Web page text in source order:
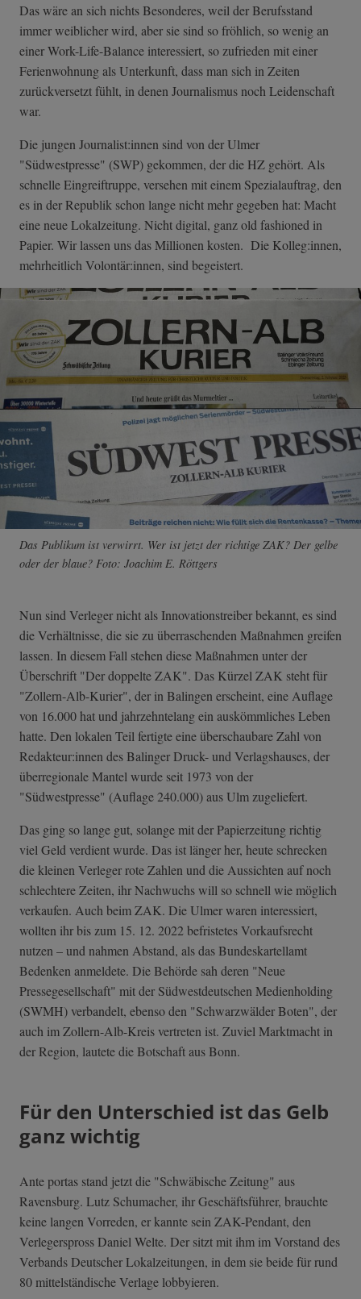
Das wäre an sich nichts Besonderes, weil der Berufsstand
immer weiblicher wird, aber sie sind so fröhlich, so wenig an
einer Work-Life-Balance interessiert, so zufrieden mit einer
Ferienwohnung als Unterkunft, dass man sich in Zeiten
zurückversetzt fühlt, in denen Journalismus noch Leidenschaft
war.
Die jungen Journalist:innen sind von der Ulmer
"Südwestpresse" (SWP) gekommen, der die HZ gehört. Als
schnelle Eingreiftruppe, versehen mit einem Spezialauftrag, den
es in der Republik schon lange nicht mehr gegeben hat: Macht
eine neue Lokalzeitung. Nicht digital, ganz old fashioned in
Papier. Wir lassen uns das Millionen kosten. Die Kolleg:innen,
mehrheitlich Volontär:innen, sind begeistert.
Das Publikum ist verwirrt. Wer ist jetzt der richtige ZAK? Der gelbe
oder der blaue? Foto: Joachim E. Röttgers
Nun sind Verleger nicht als Innovationstreiber bekannt, es sind
die Verhältnisse, die sie zu überraschenden Maßnahmen greifen
lassen. In diesem Fall stehen diese Maßnahmen unter der
Überschrift "Der doppelte ZAK". Das Kürzel ZAK steht für
"Zollern-Alb-Kurier", der in Balingen erscheint, eine Auflage
von 16.000 hat und jahrzehntelang ein auskömmliches Leben
hatte. Den lokalen Teil fertigte eine überschaubare Zahl von
Redakteur:innen des Balinger Druck- und Verlagshauses, der
überregionale Mantel wurde seit 1973 von der
"Südwestpresse" (Auflage 240.000) aus Ulm zugeliefert.
Das ging so lange gut, solange mit der Papierzeitung richtig
viel Geld verdient wurde. Das ist länger her, heute schrecken
die kleinen Verleger rote Zahlen und die Aussichten auf noch
schlechtere Zeiten, ihr Nachwuchs will so schnell wie möglich
verkaufen. Auch beim ZAK. Die Ulmer waren interessiert,
wollten ihr bis zum 15. 12. 2022 befristetes Vorkaufsrecht
nutzen – und nahmen Abstand, als das Bundeskartellamt
Bedenken anmeldete. Die Behörde sah deren "Neue
Pressegesellschaft" mit der Südwestdeutschen Medienholding
(SWMH) verbandelt, ebenso den "Schwarzwälder Boten", der
auch im Zollern-Alb-Kreis vertreten ist. Zuviel Marktmacht in
der Region, lautete die Botschaft aus Bonn.
Für den Unterschied ist das Gelb
ganz wichtig
Ante portas stand jetzt die "Schwäbische Zeitung" aus
Ravensburg. Lutz Schumacher, ihr Geschäftsführer, brauchte
keine langen Vorreden, er kannte sein ZAK-Pendant, den
Verlegerspross Daniel Welte. Der sitzt mit ihm im Vorstand des
Verbands Deutscher Lokalzeitungen, in dem sie beide für rund
80 mittelständische Verlage lobbyieren.